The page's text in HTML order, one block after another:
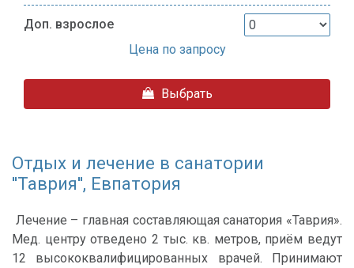
Доп. взрослое
Цена по запросу
Выбрать
Отдых и лечение в санатории
''Таврия'', Евпатория
Лечение – главная составляющая санатория «Таврия».
Мед. центру отведено 2 тыс. кв. метров, приём ведут
12 высококвалифицированных врачей. Принимают